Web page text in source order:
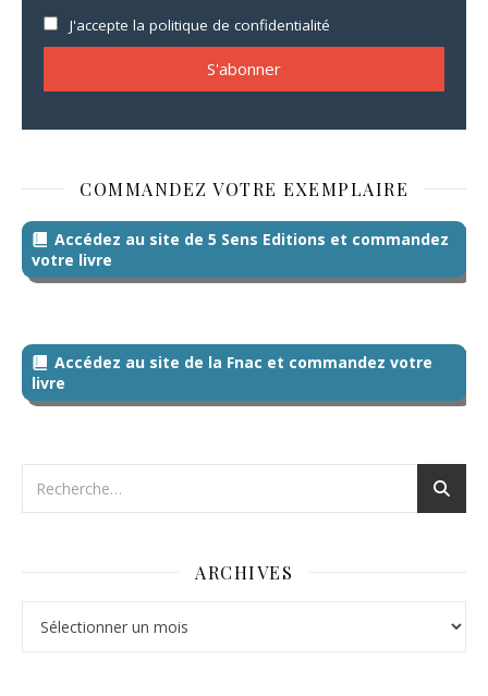
J'accepte la politique de confidentialité
COMMANDEZ VOTRE EXEMPLAIRE
Accédez au site de 5 Sens Editions et commandez
votre livre
Accédez au site de la Fnac et commandez votre
livre
ARCHIVES